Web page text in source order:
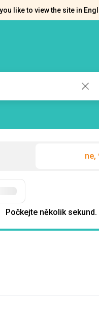
like to view the site in
ne,